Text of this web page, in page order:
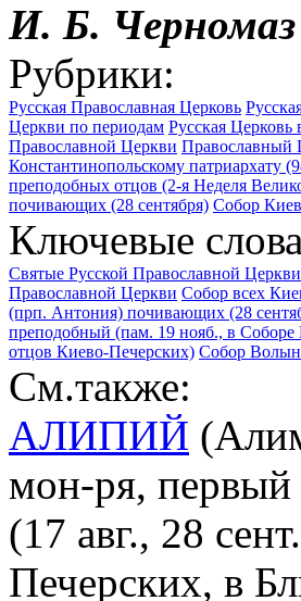
И. Б. Черномаз
Рубрики:
Русская Православная Церковь
Церкви по периодам Русская
Православной Церкви Православный
Константинопольскому патриархату
преподобных отцов (2-я Неделя
почивающих (28 сентября) Собор
Ключевые
Святые Русской Православной Церкви
Православной Церкви Собор всех
(прп. Антония) почивающих (28
преподобный (пам. 19 нояб., в
отцов Киево-Печерских) Собор
См.также:
АЛИПИЙ
мон-ря, первый
(17 авг., 28
Печерских, в